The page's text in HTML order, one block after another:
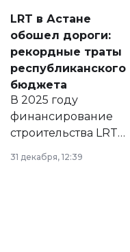
документ
появился в базе
нормативных
правовых актов и
на сайте маслихат
города.
LRT в Астане
обошел дороги:
рекордные траты
республиканского
бюджета
В 2025 году
финансирование
строительства LRT
в Астане из
республиканского
31 декабря, 12:39